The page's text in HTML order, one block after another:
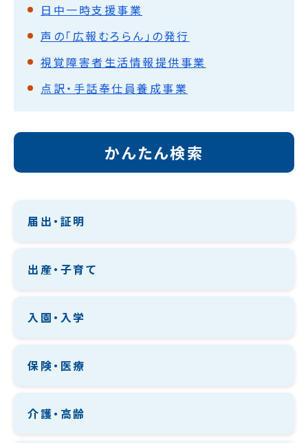
日中一時支援事業
声の「広報むろらん」の発行
視覚障害者生活情報提供事業
点訳・手話奉仕員養成事業
かんたん検索
届出・証明
出産・子育て
入園・入学
保険・医療
介護・高齢